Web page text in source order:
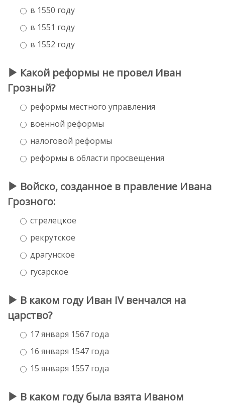
в 1550 году
в 1551 году
в 1552 году
Какой реформы не провел Иван
Грозный?
реформы местного управления
военной реформы
налоговой реформы
реформы в области просвещения
Войско, созданное в правление Ивана
Грозного:
стрелецкое
рекрутское
драгунское
гусарское
В каком году Иван IV венчался на
царство?
17 января 1567 года
16 января 1547 года
15 января 1557 года
В каком году была взята Иваном